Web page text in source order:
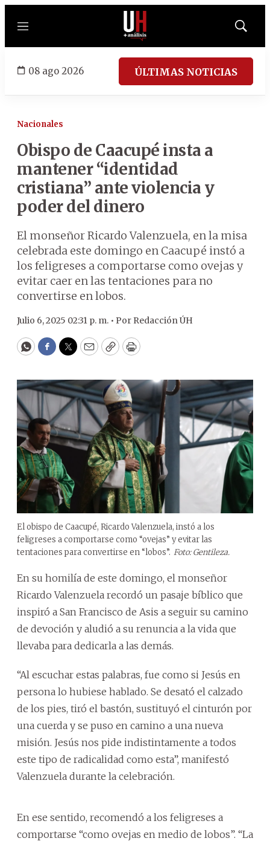
Menú
Mostrar
08 ago 2026 ÚLTIMAS NOTICIAS
Nacionales
Obispo de Caacupé insta a
mantener “identidad
cristiana” ante violencia y
poder del dinero
El monseñor Ricardo Valenzuela, en la misa
celebrada este domingo en Caacupé instó a
los feligreses a comportarse como ovejas y
evitar caer en las tentaciones para no
convertirse en lobos.
Julio 6, 2025 02:31 p. m. • Por Redacción ÚH
WhatsApp
Facebook
Twitter
EmailCopyPrint
El obispo de Caacupé, Ricardo Valenzuela, instó a los
feligreses a comportarse como “ovejas” y evitar las
tentaciones para convertirse en “lobos”. Foto: Gentileza.
En su homilía de este domingo, el monseñor
Ricardo Valenzuela recordó un pasaje bíblico que
inspiró a San Francisco de Asis a seguir su camino
de devoción y aludió a su renuncia a la vida que
llevaba para dedicarla a las demás.
“Al escuchar estas palabras, fue como si Jesús en
persona lo hubiese hablado. Se desató el calzado
de los pies, tiró el bastón, sustituyó el cinturón por
una cuerda y se puso en camino a una nueva
misión. Jesús nos pide indistintamente a todos
este tipo de radicalidad como esta”, manifestó
Valenzuela durante la celebración.
En ese sentido, recomendó a los feligreses a
comportarse “como ovejas en medio de lobos”. “La